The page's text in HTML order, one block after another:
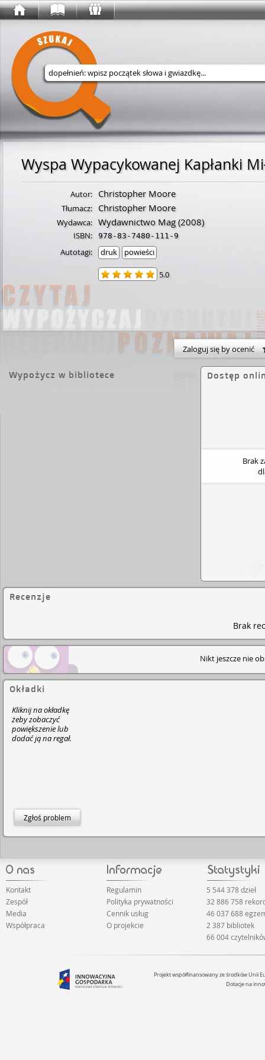
Wyszukaj w serwisie
Wyspa Wypacykowanej Kapłanki
Autor: Christopher Moore
Tłumacz: Christopher Moore
Wydawca: Wydawnictwo Mag(2008)
ISBN: 978-83-7480-111-9
Autotagi: druk powieści
5.0
Zaloguj się by ocenić
Wypożycz w bibliotece Dostęp
Brak
Recenzje
Brak
Nikt jeszcze nie
Okładki
Kliknij na okładkę
żeby zobaczyć
powiększenie lub
dodać ją na regał.
Zgłoś problem
Kontakt
Zespół
Media
Współpraca
Regulamin
Polityka prywatności
Cennik usług
O projekcie
5 544 378 dzieł
32 886 758
46 037 688
2 387 bibliotek
66 004
Projekt współfinansowany ze środków Unii
Dotacje na